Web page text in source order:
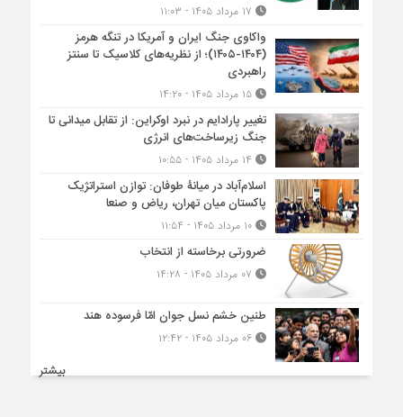
واکاوی جنگ ایران و آمریکا در تنگه هرمز
(۱۴۰۴-۱۴۰۵)؛ از نظریه‌های کلاسیک تا سنتز
راهبردی
۱۵ مرداد ۱۴۰۵ - ۱۴:۲۰
تغییر پارادایم در نبرد اوکراین: از تقابل میدانی تا
جنگ زیرساخت‌های انرژی
اسلام‌آباد در میانۀ طوفان: توازن استراتژیک
پاکستان میان تهران، ریاض و صنعا
۱۰ مرداد ۱۴۰۵ - ۱۱:۵۴
ضرورتی برخاسته از انتخاب
طنین خشم نسل جوان امّا فرسوده هند
۰۶ مرداد ۱۴۰۵ - ۱۲:۴۲
بیشتر